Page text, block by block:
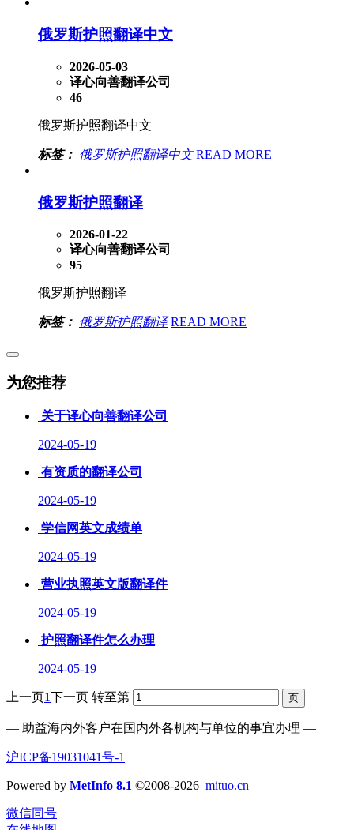
俄罗斯护照翻译中文
2026-05-03
译心向善翻译公司
46
俄罗斯护照翻译中文
标签： 俄罗斯护照翻译中文 READ MORE
俄罗斯护照翻译
2026-01-22
译心向善翻译公司
95
俄罗斯护照翻译
标签： 俄罗斯护照翻译 READ MORE
为您推荐
关于译心向善翻译公司
2024-05-19
有资质的翻译公司
2024-05-19
学信网英文成绩单
2024-05-19
营业执照英文版翻译件
2024-05-19
护照翻译件怎么办理
2024-05-19
上一页1下一页 转至第
— 助益海内外客户在国内外各机构与单位的事宜办理 —
沪ICP备19031041号-1
Powered by MetInfo 8.1 ©2008-2026 mituo.cn
微信同号